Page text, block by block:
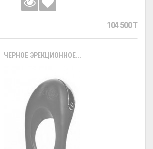
104 500 T
ЧЕРНОЕ ЭРЕКЦИОННОЕ...